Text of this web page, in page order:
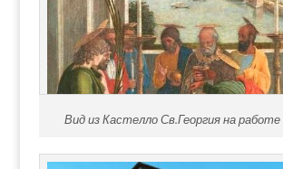
Вид из Кастелло Св.Георгия на